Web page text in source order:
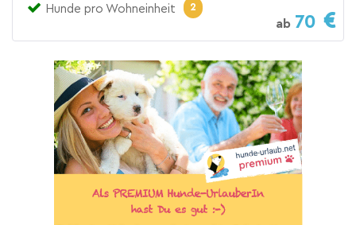
Hunde pro Wohneinheit
2
ab 70